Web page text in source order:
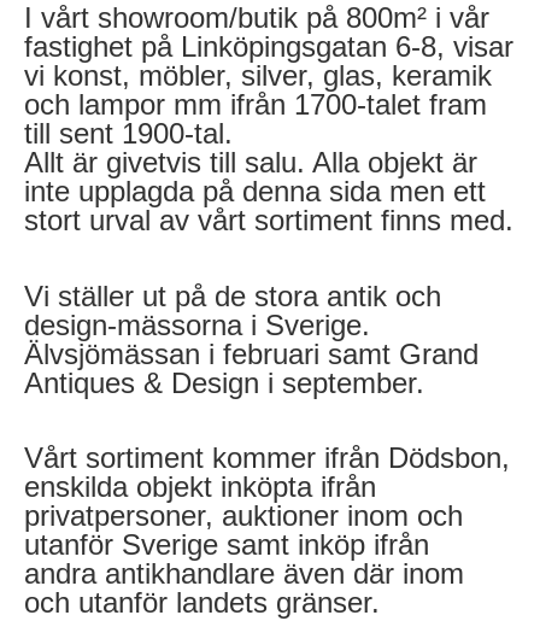
I vårt showroom/butik på 800m² i vår
fastighet på Linköpingsgatan 6-8, visar
vi konst, möbler, silver, glas, keramik
och lampor mm ifrån 1700-talet fram
till sent 1900-tal.
Allt är givetvis till salu. Alla objekt är
inte upplagda på denna sida men ett
stort urval av vårt sortiment finns med.
Vi ställer ut på de stora antik och
design-mässorna i Sverige.
Älvsjömässan i februari samt Grand
Antiques & Design i september.
Vårt sortiment kommer ifrån Dödsbon,
enskilda objekt inköpta ifrån
privatpersoner, auktioner inom och
utanför Sverige samt inköp ifrån
andra antikhandlare även där inom
och utanför landets gränser.